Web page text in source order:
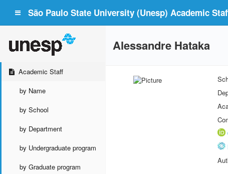
São Paulo State University (Unesp) Academic
Academic Staff
by Name
by School
by Department
by Undergraduate program
by Graduate program
Alessandre Hataka